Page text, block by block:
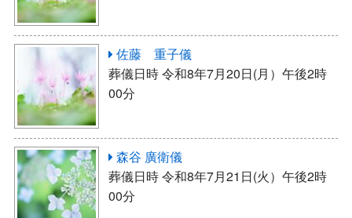
佐藤 重子儀
葬儀日時 令和8年7月20日(月）午後2時
00分
森谷 廣衛儀
葬儀日時 令和8年7月21日(火）午後2時
00分